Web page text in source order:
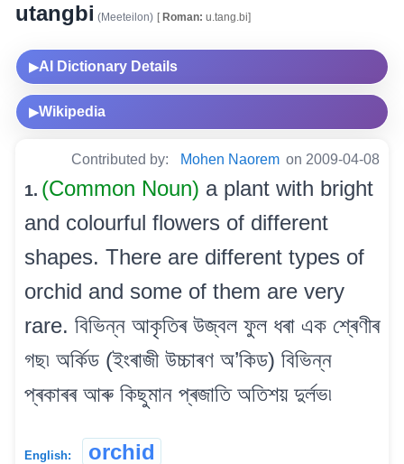
utangbi (Meeteilon) [Roman: u.tang.bi]
▶AI Dictionary Details
▶Wikipedia
Contributed by: Mohen Naorem on 2009-04-08
1. (Common Noun) a plant with bright
and colourful flowers of different
shapes. There are different types of
orchid and some of them are very
rare. বিভিন্ন আকৃতিৰ উজ্বল ফুল ধৰা এক শ্ৰেণীৰ
গছ৷ অৰ্কিড (ইংৰাজী উচ্চাৰণ অ’কিড) বিভিন্ন
প্ৰকাৰৰ আৰু কিছুমান প্ৰজাতি অতিশয় দুৰ্লভ৷
English: orchid